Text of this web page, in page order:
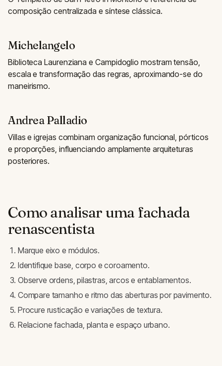
composição centralizada e síntese clássica.
Michelangelo
Biblioteca Laurenziana e Campidoglio mostram tensão,
escala e transformação das regras, aproximando-se do
maneirismo.
Andrea Palladio
Villas e igrejas combinam organização funcional, pórticos
e proporções, influenciando amplamente arquiteturas
posteriores.
Como analisar uma fachada
renascentista
Marque eixo e módulos.
Identifique base, corpo e coroamento.
Observe ordens, pilastras, arcos e entablamentos.
Compare tamanho e ritmo das aberturas por pavimento.
Procure rusticação e variações de textura.
Relacione fachada, planta e espaço urbano.